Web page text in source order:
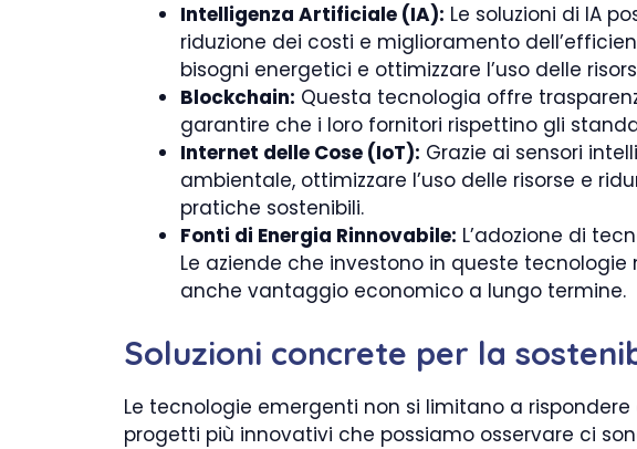
Intelligenza Artificiale (IA): Le soluzioni di IA
riduzione dei costi e miglioramento
bisogni energetici e ottimizzare l’uso delle
Blockchain: Questa tecnologia offre
garantire che i loro fornitori rispettino gli
Internet delle Cose (IoT): Grazie ai sensori
ambientale, ottimizzare l’uso delle risorse e
pratiche sostenibili.
Fonti di Energia Rinnovabile: L’adozione di
Le aziende che investono in queste
anche vantaggio economico a lungo termine.
Soluzioni concrete per la
Le tecnologie emergenti non si limitano a
progetti più innovativi che possiamo osservare ci